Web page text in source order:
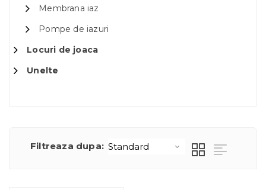
Membrana iaz
Pompe de iazuri
Locuri de joaca
Unelte
Filtreaza dupa: